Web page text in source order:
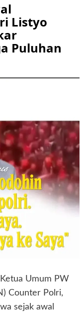
Listyo
Puluhan
Umum PW
Counter Polri,
sejak awal